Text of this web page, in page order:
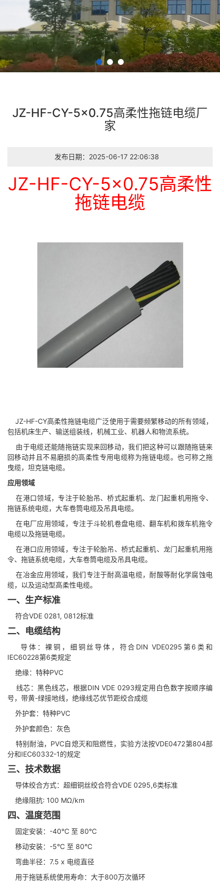
JZ-HF-CY-5×0.75高柔性拖链电缆厂
家
发布日期：2025-06-17 22:06:38
JZ-HF-CY-5×0.75高柔性
拖链电缆
JZ-HF-CY高柔性拖链电缆广泛使用于需要频繁移动的所有领域，
包括机床生产、输送组装线，机械工业、机器人和物流系统。
由于电缆还能随拖链实现来回移动，我们把这种可以跟随拖链来
回移动并且不易磨损的高柔性专用电缆称为拖链电缆。也可称之拖
曳缆，坦克链电缆。
应用领域
在港口领域，专注于轮胎吊、桥式起重机、龙门起重机用拖令、
拖链系统电缆，大车卷筒电缆及吊具电缆。
在电厂应用领域，专注于斗轮机卷盘电缆、翻车机和拨车机拖令
电缆以及拖链电缆。
在港口应用领域，专注于轮胎吊、桥式起重机、龙门起重机用拖
令、拖链系统电缆，大车卷筒电缆及吊具电缆。
在冶金应用领域，我们专注于耐高温电缆，耐酸等耐化学腐蚀电
缆，以及运动型高柔性电缆。
一、生产标准
符合VDE 0281, 0812标准
二、电缆结构
导体：裸铜，细铜丝导体，符合DIN VDE0295第6类和
IEC60228第6类规定
绝缘：特种PVC
线芯：黑色线芯，根据DIN VDE 0293规定用白色数字按顺序编
号，带黄-绿接地线，绝缘线芯优节距绞合成缆
外护套：特种PVC
外护套颜色：灰色
特别耐油，PVC自熄灭和阻燃性，实验方法按VDE0472第804部
分和IEC60332-1的规定
三、技术数据
导体绞合方式：超细铜丝绞合符合VDE 0295,6类标准
绝缘阻抗: 100 MΩ/km
四、温度范围
固定安装：-40°C 至 80°C
移动安装：-5°C 至 80°C
弯曲半径：7.5 x 电缆直径
用于拖链系统使用寿命：大于800万次循环